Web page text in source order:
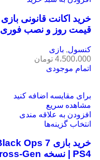
قیمت روز و نصب فوری
کنسول, بازی
4،500،000 تومان
اتمام موجودی
برای مقایسه اضافه کنید
مشاهده سریع
افزودن به علاقه مندی
انتخاب گزینه‌ها
PS4 | نسخه Cross-Gen باندل